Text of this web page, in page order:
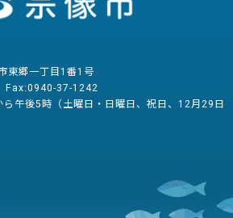
東郷一丁目1番1号
Fax:0940-37-1242
午後5時（土曜日・日曜日、祝日、12月29日